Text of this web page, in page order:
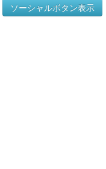
ソーシャルボタン表示